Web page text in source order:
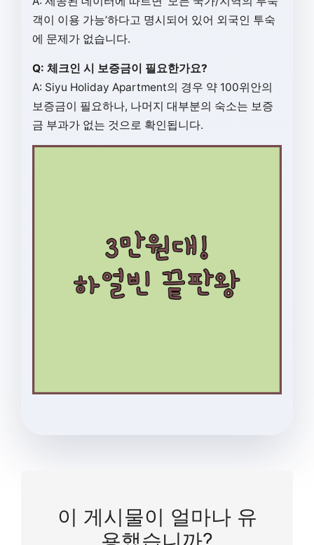
객이 이용 가능’하다고 명시되어 있어 외국인 투숙
에 문제가 없습니다.
Q: 체크인 시 보증금이 필요한가요?
A: Siyu Holiday Apartment의 경우 약 100위안의
보증금이 필요하나, 나머지 대부분의 숙소는 보증
금 부과가 없는 것으로 확인됩니다.
이 게시물이 얼마나 유